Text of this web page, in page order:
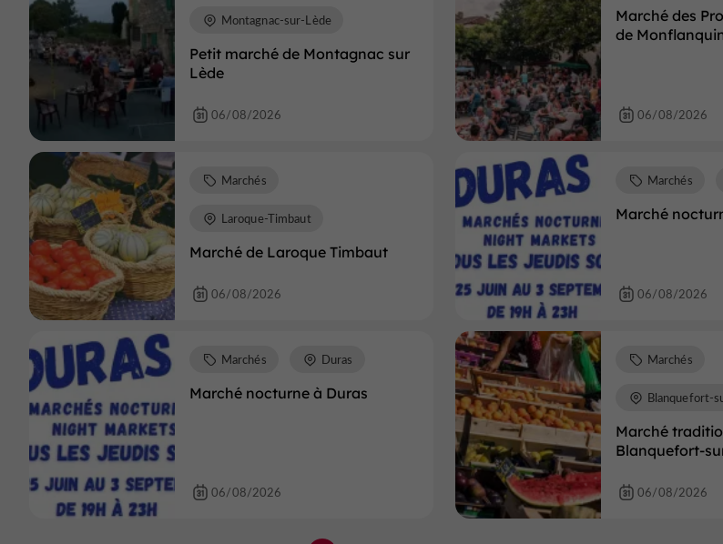
Petit marché de Montagnac sur
Lède
Montagnac-sur-Lède
06/08/2026
Marché des
de
06/08/2026
Marché de Laroque Timbaut
Marchés
Laroque-Timbaut
06/08/2026
Marché
Marchés
06/08/2026
Marché nocturne à Duras
Marchés Duras
06/08/2026
Marché
Blanquefort-
Marchés
Blanquefort-
06/08/2026